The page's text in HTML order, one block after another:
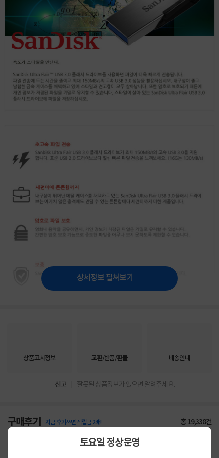
토요일 정상운영
상세정보 펼쳐보기
상품고시정보 교환/반품/환불 배송안내
신고 잘못된 상품정보가 있으면 알려주세요.
구매후기 지금 후기쓰면 적립금 2배! 총19,338건